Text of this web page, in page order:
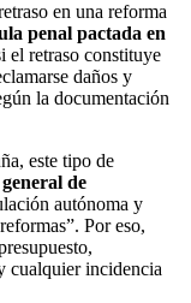
en una reforma
penal pactada en
el retraso constituye
daños y
la documentación
este tipo de
de
autónoma y
Por eso,
cualquier incidencia